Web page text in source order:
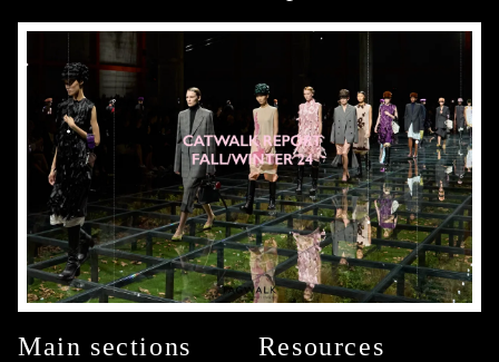
Main sections Resources